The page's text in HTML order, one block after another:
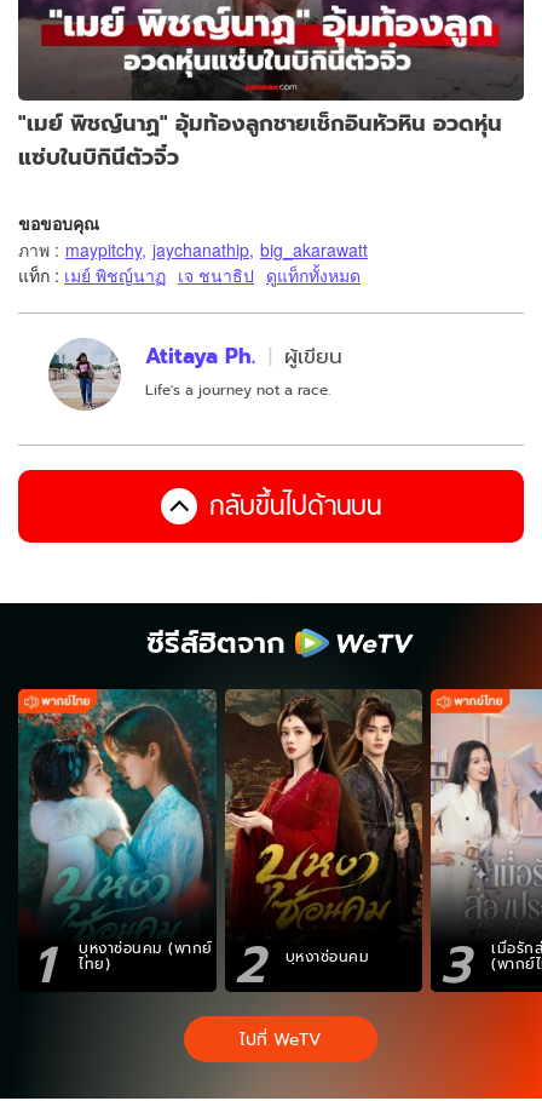
"เมย์ พิชญ์นาฏ" อุ้มท้องลูกชายเช็กอินหัวหิน อวดหุ่น
แซ่บในบิกินีตัวจิ๋ว
ขอขอบคุณ
ภาพ : maypitchy, jaychanathip, big_akarawatt
แท็ก : เมย์ พิชญ์นาฏ เจ ชนาธิป ดูแท็กทั้งหมด
Atitaya Ph. ผู้เขียน
Life's a journey not a race.
กลับขึ้นไปด้านบน
ซีรีส์ฮิตจาก
1 บุหงาซ่อนคม (พากย์
ไทย) 2 บุหงาซ่อนคม 3 เมื่อรัก
(พากย์
ไปที่ WeTV